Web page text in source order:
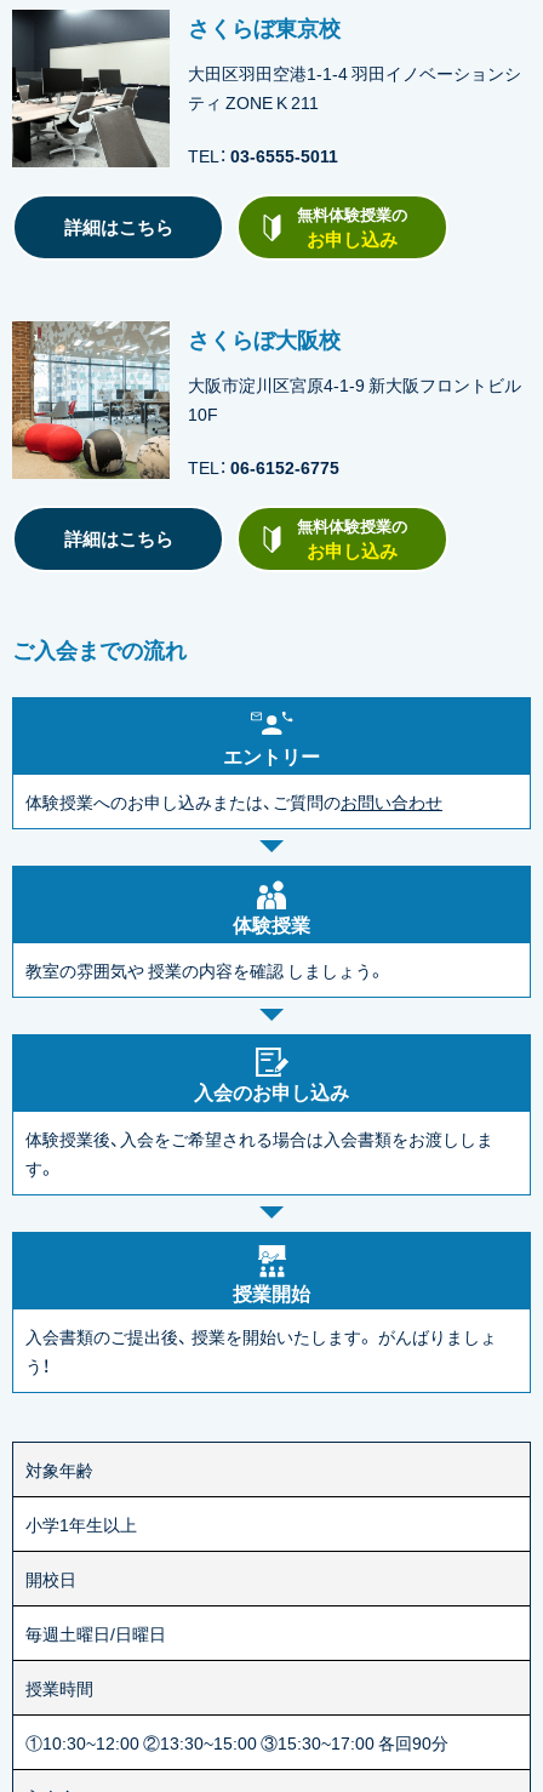
さくらぼ東京校
大田区羽田空港1-1-4 羽田イノベーションシ
ティ ZONE K 211
TEL： 03-6555-5011
詳細はこちら 無料体験授業の
お申し込み
さくらぼ大阪校
大阪市淀川区宮原4-1-9 新大阪フロントビル
10F
TEL： 06-6152-6775
詳細はこちら 無料体験授業の
お申し込み
ご入会までの流れ
エントリー
体験授業へのお申し込みまたは、ご質問のお問い合わせ
体験授業
教室の雰囲気や授業の内容を確認 しましょう。
入会のお申し込み
体験授業後、入会をご希望される場合は入会書類をお渡ししま
す。
授業開始
入会書類のご提出後、 授業を開始いたします。 がんばりましょ
う！
対象年齢
小学1年生以上
開校日
毎週土曜日/日曜日
授業時間
①10:30~12:00 ②13:30~15:00 ③15:30~17:00 各回90分